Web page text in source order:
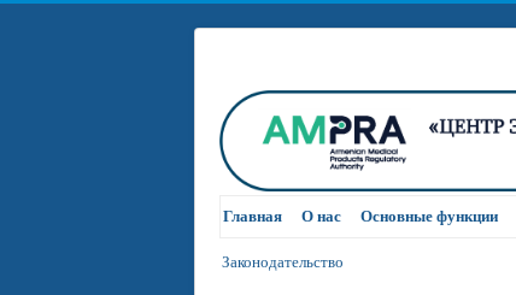
Главная О нас Основные функции
Законодательство